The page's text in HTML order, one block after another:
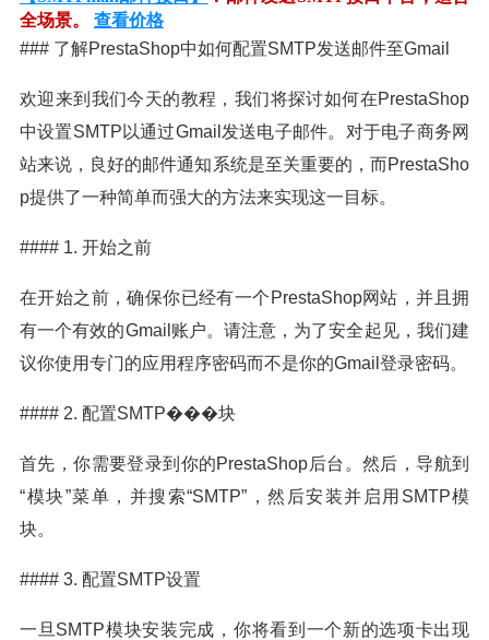
全场景。 查看价格
### 了解PrestaShop中如何配置SMTP发送邮件至Gmail
欢迎来到我们今天的教程，我们将探讨如何在PrestaShop
中设置SMTP以通过Gmail发送电子邮件。对于电子商务网
站来说，良好的邮件通知系统是至关重要的，而PrestaSho
p提供了一种简单而强大的方法来实现这一目标。
#### 1. 开始之前
在开始之前，确保你已经有一个PrestaShop网站，并且拥
有一个有效的Gmail账户。请注意，为了安全起见，我们建
议你使用专门的应用程序密码而不是你的Gmail登录密码。
#### 2. 配置SMTP���块
首先，你需要登录到你的PrestaShop后台。然后，导航到
“模块”菜单，并搜索“SMTP”，然后安装并启用SMTP模
块。
#### 3. 配置SMTP设置
一旦SMTP模块安装完成，你将看到一个新的选项卡出现